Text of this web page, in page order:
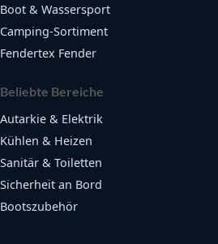
Boot & Wassersport
Camping-Sortiment
Fendertex Fender
Beliebte Bereiche
Autarkie & Elektrik
Kühlen & Heizen
Sanitär & Toiletten
Sicherheit an Bord
Bootszubehör